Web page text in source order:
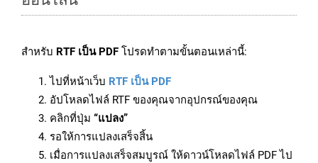
สำหรับ RTF เป็น PDF โปรดทำตามขั้นตอนเหล่านี้:
ไปที่หน้าเว็บ RTF เป็น PDF
อัปโหลดไฟล์ RTF ของคุณจากอุปกรณ์ของคุณ
คลิกที่ปุ่ม “แปลง”
รอให้การแปลงเสร็จสิ้น
เมื่อการแปลงเสร็จสมบูรณ์ ให้ดาวน์โหลดไฟล์ PDF ไป